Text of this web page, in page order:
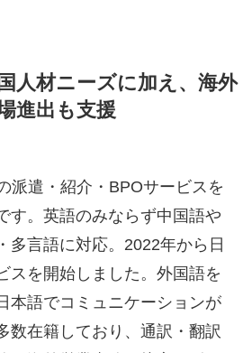
人材ニーズに加え、海外
進出も支援
派遣・紹介・BPOサービスを
す。英語のみならず中国語や
多言語に対応。2022年から日
スを開始しました。外国語を
本語でコミュニケーションが
数在籍しており、通訳・翻訳